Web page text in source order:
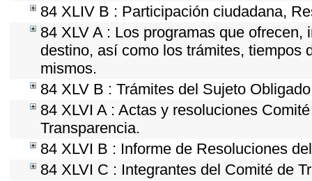
84 XLIV B : Participación ciudadana,
84 XLV A : Los programas que
destino, así como los trámites, tiempos
mismos.
84 XLV B : Trámites del Sujeto
84 XLVI A : Actas y resoluciones
Transparencia.
84 XLVI B : Informe de Resoluciones
84 XLVI C : Integrantes del Comité de